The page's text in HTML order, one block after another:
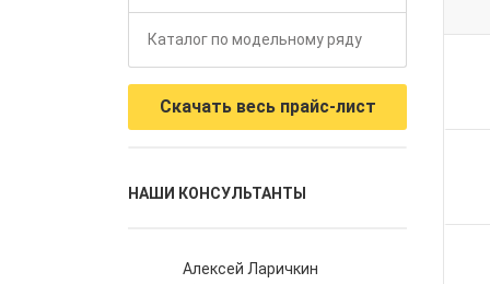
Каталог по модельному ряду
Скачать весь прайс-лист
НАШИ КОНСУЛЬТАНТЫ
Алексей Ларичкин